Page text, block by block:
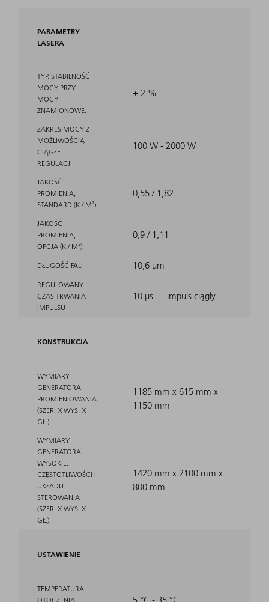
PARAMETRY
LASERA
TYP. STABILNOŚĆ
MOCY PRZY
MOCY
ZNAMIONOWEJ
± 2 %
ZAKRES MOCY Z
MOŻLIWOŚCIĄ
CIĄGŁEJ
REGULACJI
100 W - 2000 W
JAKOŚĆ
PROMIENIA,
STANDARD (K / M²)
0,55 / 1,82
JAKOŚĆ
PROMIENIA,
OPCJA (K / M²)
0,9 / 1,11
DŁUGOŚĆ FALI 10,6 μm
REGULOWANY
CZAS TRWANIA
IMPULSU
10 µs … impuls ciągły
KONSTRUKCJA
WYMIARY
GENERATORA
PROMIENIOWANIA
(SZER. X WYS. X
GŁ.)
1185 mm x 615 mm x
1150 mm
WYMIARY
GENERATORA
WYSOKIEJ
CZĘSTOTLIWOŚCI I
UKŁADU
STEROWANIA
(SZER. X WYS. X
GŁ.)
1420 mm x 2100 mm x
800 mm
USTAWIENIE
TEMPERATURA
OTOCZENIA,
5 °C - 35 °C